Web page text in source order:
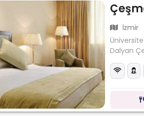
İzmir
Dalyan